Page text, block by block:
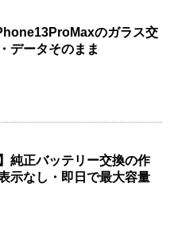
のガラス交
データそのまま
純正バッテリー交換の作
示なし・即日で最大容量